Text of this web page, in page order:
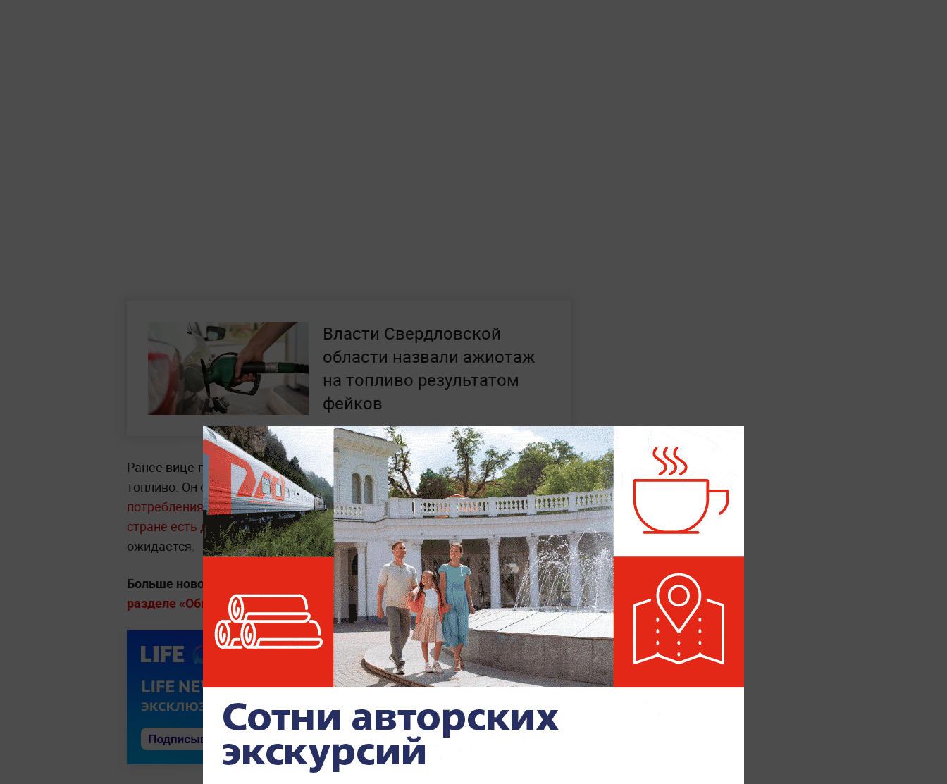
Власти Свердловской
области назвали ажиотаж
на топливо результатом
фейков
Ранее вице-премьер Александр Новак объяснил причины роста спроса на
топливо. Он отметил, чтоажиотаж привёл к искусственному увеличению
потребления примерно на 20–30%. При этом вице-премьер заверил, чтов
стране есть достаточные запасы для внутреннего рынкаи дефицита не
ожидается.
Больше новостей о жизни людей и социальных тенденциях —читайте в
разделе «Общество» на Life.ru.